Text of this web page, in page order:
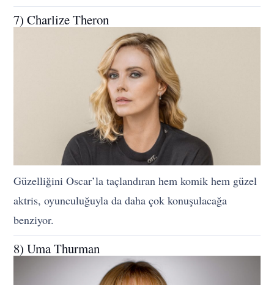
7) Charlize Theron
Güzelliğini Oscar’la taçlandıran hem komik hem güzel
aktris, oyunculuğuyla da daha çok konuşulacağa
benziyor.
8) Uma Thurman